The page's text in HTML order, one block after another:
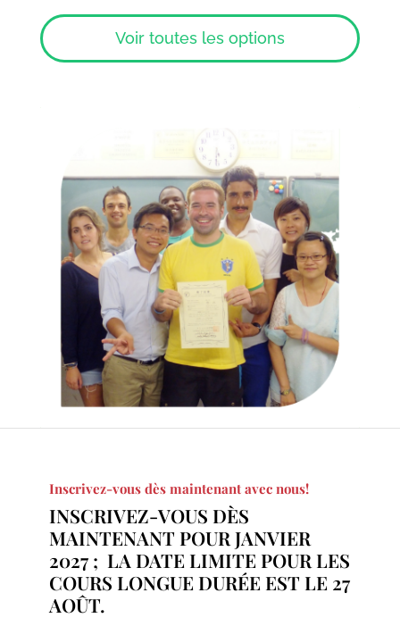
Voir toutes les options
Inscrivez-vous dès maintenant avec nous!
INSCRIVEZ-VOUS DÈS
MAINTENANT POUR JANVIER
2027 ; LA DATE LIMITE POUR LES
COURS LONGUE DURÉE EST LE 27
AOÛT.